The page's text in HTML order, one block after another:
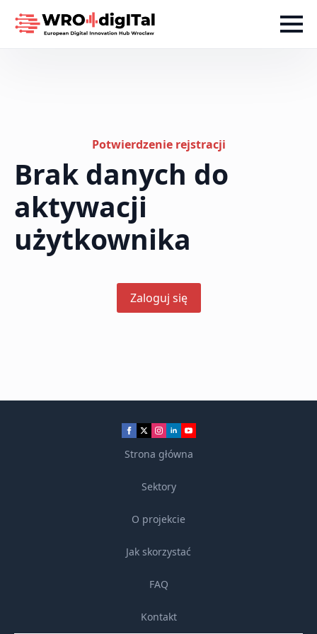
Potwierdzenie rejstracji
Brak danych do
aktywacji
użytkownika
Zaloguj się
Strona główna
Sektory
O projekcie
Jak skorzystać
FAQ
Kontakt